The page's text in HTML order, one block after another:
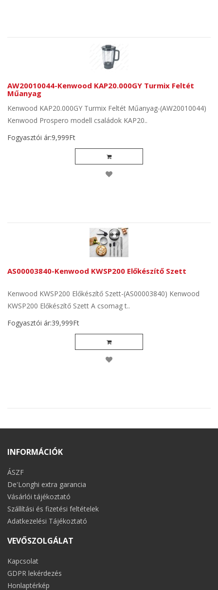
AW20010044-Kenwood KAP20.000GY Turmix Feltét
Műanyag
Kenwood KAP20.000GY Turmix Feltét Műanyag-(AW20010044)
Kenwood Prospero modell családok KAP20..
Fogyasztói ár:9,999Ft
AS00003840-Kenwood KWSP200 Előkészítő Szett
Kenwood KWSP200 Előkészítő Szett-(AS00003840) Kenwood
KWSP200 Előkészítő Szett A csomag t..
Fogyasztói ár:39,999Ft
INFORMÁCIÓK
ÁSZF
De'Longhi extra garancia
Vásárlói tájékoztató
Szállítási és fizetési feltételek
Adatkezelési Tájékoztató
VEVŐSZOLGÁLAT
Kapcsolat
GDPR lekérdezés
Honlaptérkép